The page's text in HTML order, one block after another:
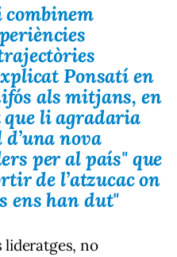
combinem
Ponsatí en
als mitjans, en
li agradaria
d’unanova
per al país" que
de l’atzucac on
ens han dut"
lideratges, no